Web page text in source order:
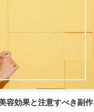
容効果と注意すべき副作